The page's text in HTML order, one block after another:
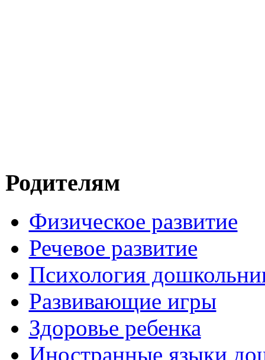
Родителям
Физическое развитие
Речевое развитие
Психология
Развивающие игры
Здоровье ребенка
Иностранные языки